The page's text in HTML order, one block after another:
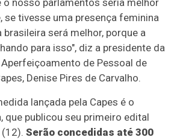
se tivesse uma presença feminina
brasileira será melhor, porque a
para isso", diz a presidente da
de Pessoal de
Denise Pires de Carvalho.
lançada pela Capes é o
que publicou seu primeiro edital
(12).Serão concedidas até 300